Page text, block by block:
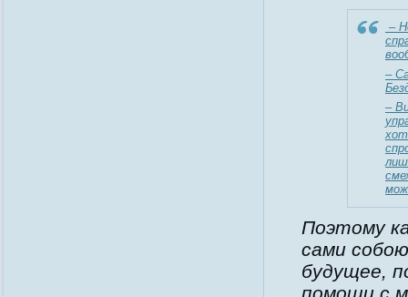
–
–
–
Поэтому
сами
будущее,
помощи с